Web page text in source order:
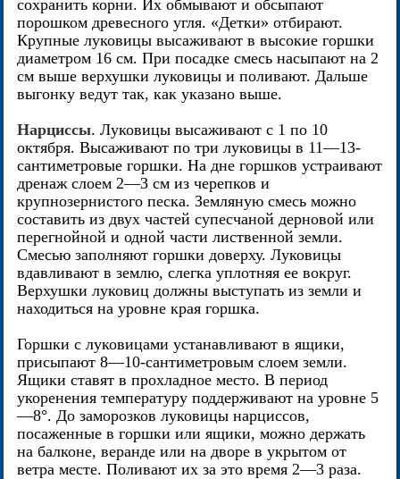
сохранить корни. Их обмывают и обсыпают
порошком древесного угля. «Детки» отбирают.
Крупные луковицы высаживают в высокие горшки
диаметром 16 см. При посадке смесь насыпают на 2
см выше верхушки луковицы и поливают. Дальше
выгонку ведут так, как указано выше.
Нарциссы. Луковицы высаживают с 1 по 10
октября. Высаживают по три луковицы в 11—13-
сантиметровые горшки. На дне горшков устраивают
дренаж слоем 2—3 см из черепков и
крупнозернистого песка. Земляную смесь можно
составить из двух частей супесчаной дерновой или
перегнойной и одной части лиственной земли.
Смесью заполняют горшки доверху. Луковицы
вдавливают в землю, слегка уплотняя ее вокруг.
Верхушки луковиц должны выступать из земли и
находиться на уровне края горшка.
Горшки с луковицами устанавливают в ящики,
присыпают 8—10-сантиметровым слоем земли.
Ящики ставят в прохладное место. В период
укоренения температуру поддерживают на уровне 5
—8°. До заморозков луковицы нарциссов,
посаженные в горшки или ящики, можно держать
на балконе, веранде или на дворе в укрытом от
ветра месте. Поливают их за это время 2—3 раза.